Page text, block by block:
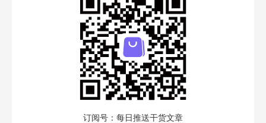
订阅号：每日推送干货文章